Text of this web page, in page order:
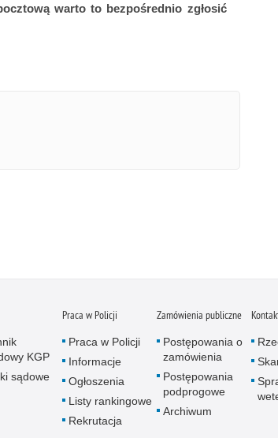
warto to bezpośrednio zgłosić
KGP
sądowe
Praca w Policji
Praca w Policji
Informacje
Ogłoszenia
Listy rankingowe
Rekrutacja
Zamówienia publiczne
Postępowania o
zamówienia
Postępowania
podprogowe
Archiwum